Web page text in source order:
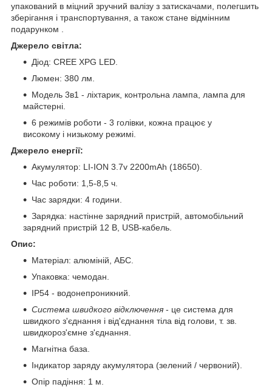
упакований в міцний зручний валізу з затискачами, полегшить
зберігання і транспортування, а також стане відмінним
подарунком .
Джерело світла:
Діод: CREE XPG LED.
Люмен: 380 лм.
Модель 3в1 - ліхтарик, контрольна лампа, лампа для
майстерні.
6 режимів роботи - 3 голівки, кожна працює у
високому і низькому режимі.
Джерело енергії:
Акумулятор: LI-ION 3.7v 2200mAh (18650).
Час роботи: 1,5-8,5 ч.
Час зарядки: 4 години.
Зарядка: настінне зарядний пристрій, автомобільний
зарядний пристрій 12 В, USB-кабель.
Опис:
Матеріал: алюміній, АБС.
Упаковка: чемодан.
IP54 - водонепроникний.
Система швидкого відключення - це система для
швидкого з'єднання і від'єднання тіла від голови, т. зв.
швидкороз'ємне з'єднання.
Магнітна база.
Індикатор заряду акумулятора (зелений / червоний).
Опір падіння: 1 м.